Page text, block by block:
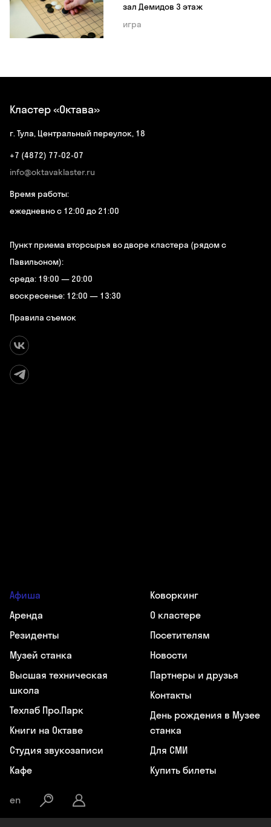
зал Демидов 3 этаж
игра
Кластер «Октава»
г. Тула, Центральный переулок, 18
+7 (4872) 77-02-07
info@oktavaklaster.ru
Время работы:
ежедневно с 12:00 до 21:00
Пункт приема вторсырья во дворе кластера (рядом с
Павильоном):
среда: 19:00 — 20:00
воскресенье: 12:00 — 13:30
Правила съемок
Афиша
Аренда
Резиденты
Музей станка
Высшая техническая
школа
Техлаб Про.Парк
Книги на Октаве
Студия звукозаписи
Кафе
Коворкинг
О кластере
Посетителям
Новости
Партнеры и друзья
Контакты
День рождения в Музее
станка
Для СМИ
Купить билеты
en